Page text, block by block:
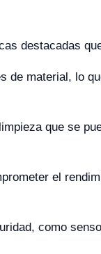
destacadas
de material, lo
que se
el
como